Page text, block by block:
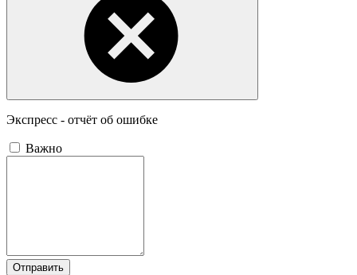
Экспресс - отчёт об ошибке
Важно
Отправить